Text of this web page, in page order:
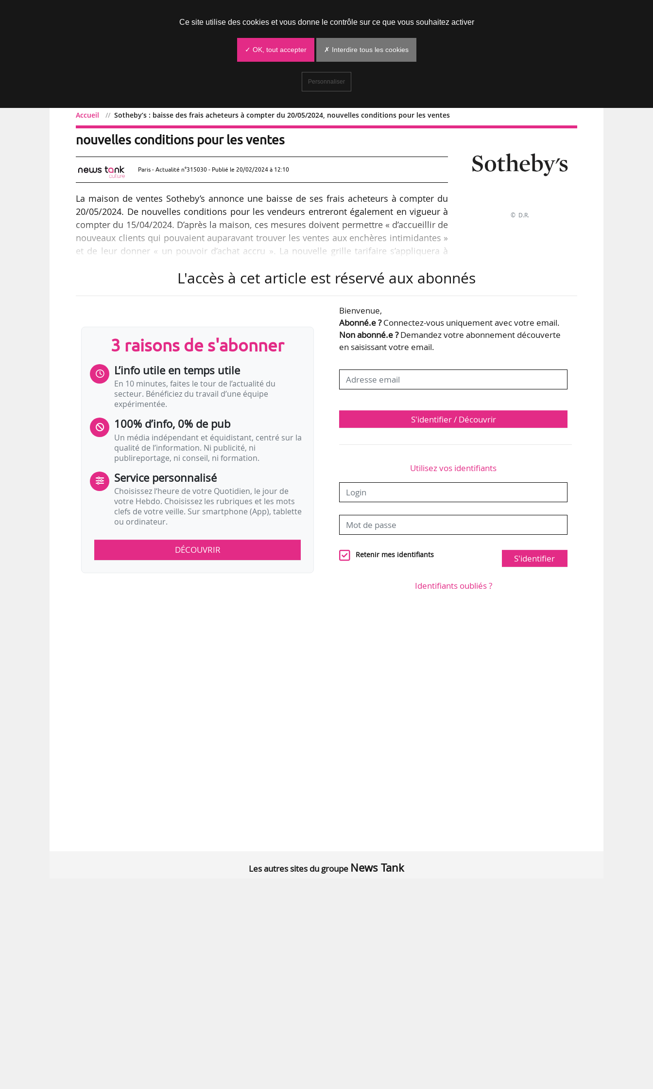
Accueil Sotheby’s : baisse des frais acheteurs à compter du 20/05/2024, nouvelles conditions pour les ventes
Sotheby’s : baisse des frais acheteurs à compter du 20/05/2024,
nouvelles conditions pour les ventes
Paris - Actualité n°315030 - Publié le 20/02/2024 à 12:10
La maison de ventes Sotheby’s annonce une baisse de ses frais acheteurs à compter du
20/05/2024. De nouvelles conditions pour les vendeurs entreront également en vigueur à
compter du 15/04/2024. D’après la maison, ces mesures doivent permettre « d’accueillir de
nouveaux clients qui pouvaient auparavant trouver les ventes aux enchères intimidantes »
et de leur donner « un pouvoir d’achat accru ». La nouvelle grille tarifaire s’appliquera à
jusqu’à 6 M$ (5,6 M€) et à 10 % au-delà. Ces frais se divisent actuellement en trois paliers
© D.R.
L'accès à cet article est réservé aux abonnés
3 raisons de s'abonner
L’info utile en temps utile
En 10 minutes, faites le tour de l’actualité du
secteur. Bénéficiez du travail d’une équipe
expérimentée.
100% d’info, 0% de pub
Un média indépendant et équidistant, centré sur la
qualité de l’information. Ni publicité, ni
publireportage, ni conseil, ni formation.
Service personnalisé
Choisissez l‘heure de votre Quotidien, le jour de
votre Hebdo. Choisissez les rubriques et les mots
clefs de votre veille. Sur smartphone (App), tablette
ou ordinateur.
DÉCOUVRIR
Bienvenue,
Abonné.e ?Connectez-vous uniquement avec votre email.
Non abonné.e ?Demandez votre abonnement découverte
en saisissant votre email.
S'identifier / Découvrir
Utilisez vos identifiants
Retenir mes identifiants S'identifier
Identifiants oubliés ?
Les autres sites du groupe News Tank
Ce site utilise des cookies et vous donne le contrôle sur ce que vous souhaitez activer
✓ OK, tout accepter ✗ Interdire tous les cookies
Personnaliser